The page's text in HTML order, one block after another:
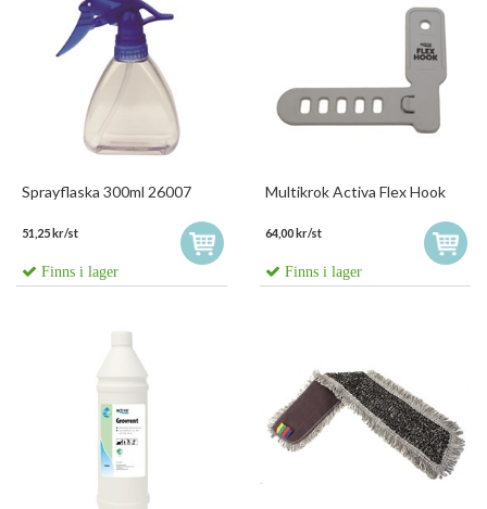
Sprayflaska 300ml 26007
51,25 kr/st
Finns i lager
Multikrok Activa Flex Hook
64,00 kr/st
Finns i lager